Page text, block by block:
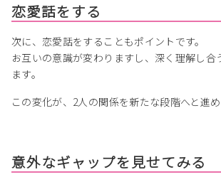
恋愛話をする
次に、恋愛話をすることもポイントです。
お互いの意識が変わりますし、深く理解し合
ます。
この変化が、2人の関係を新たな段階へと進め
意外なギャップを見せてみる